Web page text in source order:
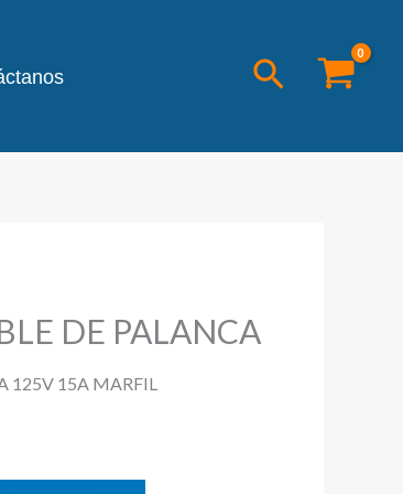
Buscar
DE PALANCA
125V 15A MARFIL